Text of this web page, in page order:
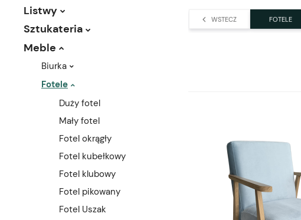
Listwy
Sztukateria
Meble
Biurka
Fotele
Duży fotel
Mały fotel
Fotel okrągły
Fotel kubełkowy
Fotel klubowy
Fotel pikowany
Fotel Uszak
WSTECZ FOTELE